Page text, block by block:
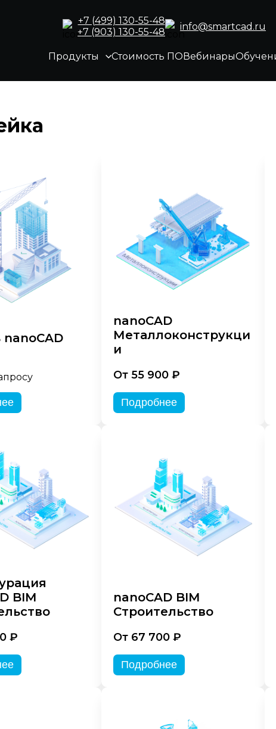
+7 (499) 130-55-48
+7 (903) 130-55-48
info@smartcad.ru
Продукты Стоимость ПОВебинары
nanoCAD
Металлоконструкци
и
От 55 900 ₽
Подробнее
BIM
₽
nanoCAD BIM
Строительство
От 67 700 ₽
Подробнее